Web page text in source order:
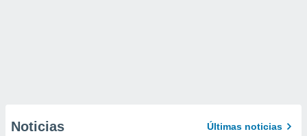
Noticias Últimas noticias